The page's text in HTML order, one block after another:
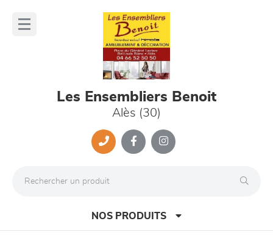
Les Ensembliers Benoit
Alès (30)
NOS PRODUITS